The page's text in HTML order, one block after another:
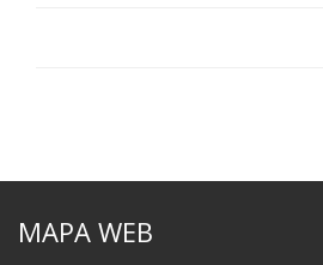
MAPA WEB